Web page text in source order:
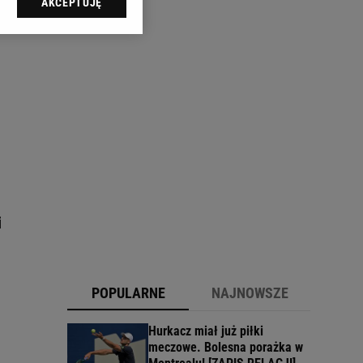
POPULARNE NAJNOWSZE
Hurkacz miał już piłki
meczowe. Bolesna porażka w
sp. z o.o., jej
swoje preferencje
celów identyfikacji.